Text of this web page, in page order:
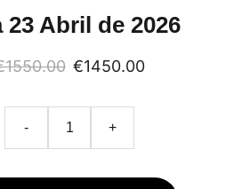
23 Abril de 2026
€1450.00
- +